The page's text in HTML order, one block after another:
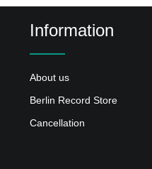
Information
About us
Berlin Record Store
Cancellation